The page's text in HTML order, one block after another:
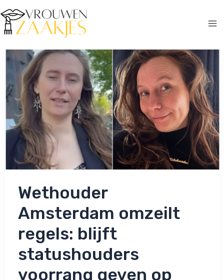
naar
de
Wethouder
Amsterdam omzeilt
regels: blijft
statushouders
voorrang geven op